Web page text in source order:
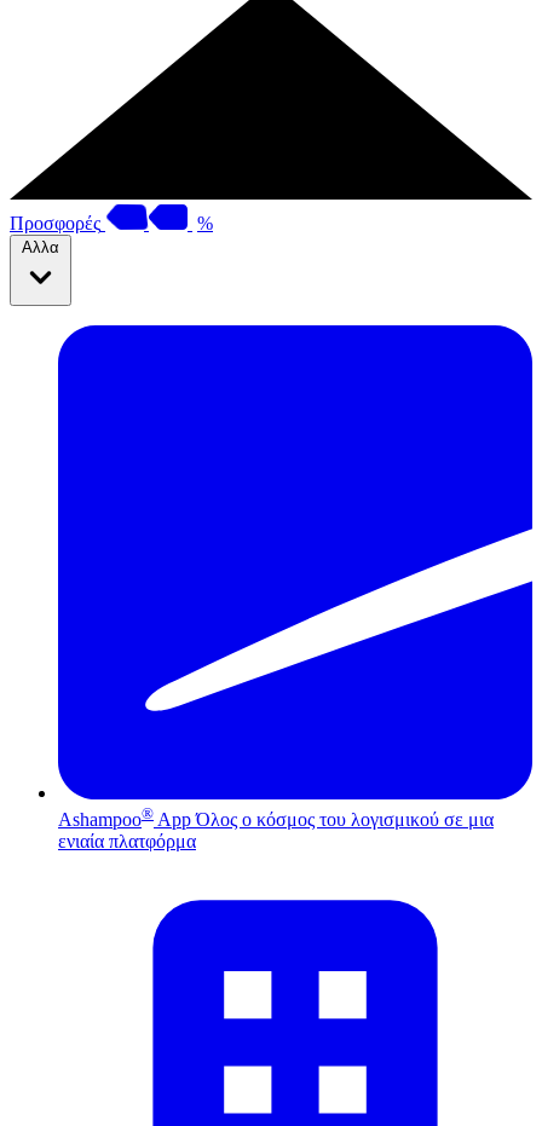
Προσφορές %
Αλλα
Ashampoo® App Όλος ο κόσμος του λογισμικού σε μια
ενιαία πλατφόρμα